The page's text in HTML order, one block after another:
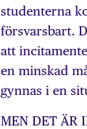
studenterna
försvarsbart.
att
en minskad
gynnas i en
MEN DET ÄR